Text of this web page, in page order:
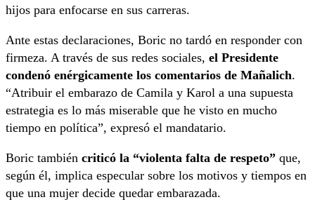
hijos para enfocarse en sus carreras.
Ante estas declaraciones, Boric no tardó en responder con
firmeza. A través de sus redes sociales, el Presidente
condenó enérgicamente los comentarios de Mañalich.
“Atribuir el embarazo de Camila y Karol a una supuesta
estrategia es lo más miserable que he visto en mucho
tiempo en política”, expresó el mandatario.
Boric también criticó la “violenta falta de respeto” que,
según él, implica especular sobre los motivos y tiempos en
que una mujer decide quedar embarazada.